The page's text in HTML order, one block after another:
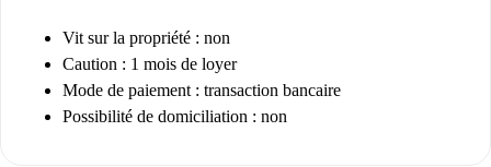
Vit sur la propriété : non
Caution : 1 mois de loyer
Mode de paiement : transaction bancaire
Possibilité de domiciliation : non